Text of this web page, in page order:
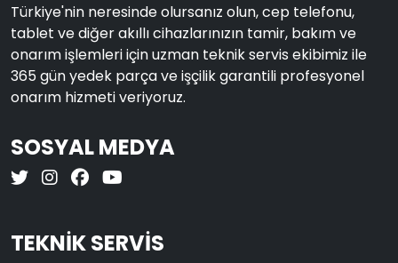
Türkiye'nin neresinde olursanız olun, cep telefonu,
tablet ve diğer akıllı cihazlarınızın tamir, bakım ve
onarım işlemleri için uzman teknik servis ekibimiz ile
365 gün yedek parça ve işçilik garantili profesyonel
onarım hizmeti veriyoruz.
SOSYAL MEDYA
TEKNİK SERVİS